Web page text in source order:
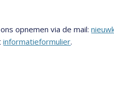
opnemen via de mail:
informatieformulier.